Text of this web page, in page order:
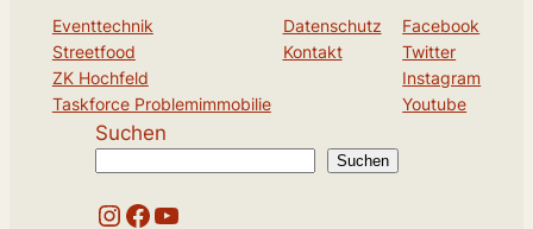
Eventtechnik
Streetfood
ZK Hochfeld
Taskforce Problemimmobilie
Datenschutz
Kontakt
Facebook
Twitter
Instagram
Youtube
Suchen
Suchen
Instagram Facebook YouTube